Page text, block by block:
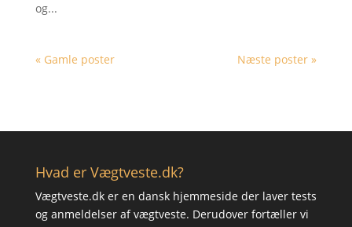
og...
« Gamle poster Næste poster »
Hvad er Vægtveste.dk?
Vægtveste.dk er en dansk hjemmeside der laver tests
og anmeldelser af vægtveste. Derudover fortæller vi